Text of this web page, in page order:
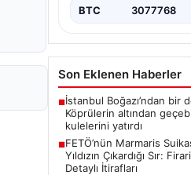
bırakmıyor. Bu girişimin…
BTC 3077768
Son Eklenen Haberler
■İstanbul Boğazı’ndan bir
Köprülerin altından
kulelerini yatırdı
■FETÖ’nün Marmaris
Yıldızın Çıkardığı Sır:
Detaylı İtirafları